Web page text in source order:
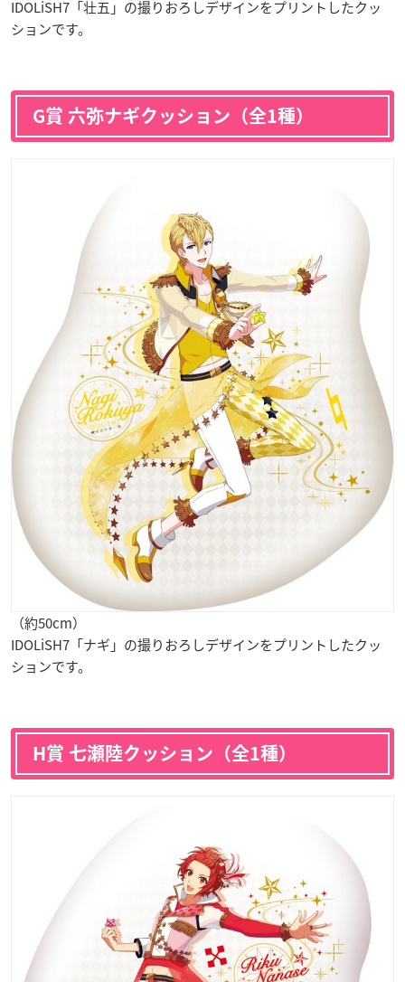
IDOLiSH7「壮五」の撮りおろしデザインをプリントしたクッ
ションです。
G賞 六弥ナギクッション（全1種）
（約50cm）
IDOLiSH7「ナギ」の撮りおろしデザインをプリントしたクッ
ションです。
H賞 七瀬陸クッション（全1種）